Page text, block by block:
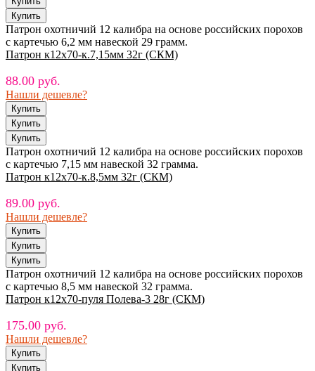
Патрон охотничий 12 калибра на основе российских порохов
с картечью 6,2 мм навеской 29 грамм.
Патрон к12х70-к.7,15мм 32г (СКМ)
88.00 руб.
Нашли дешевле?
Патрон охотничий 12 калибра на основе российских порохов
с картечью 7,15 мм навеской 32 грамма.
Патрон к12х70-к.8,5мм 32г (СКМ)
89.00 руб.
Нашли дешевле?
Патрон охотничий 12 калибра на основе российских порохов
с картечью 8,5 мм навеской 32 грамма.
Патрон к12х70-пуля Полева-3 28г (СКМ)
175.00 руб.
Нашли дешевле?